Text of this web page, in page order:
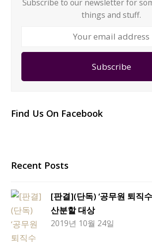
Subscribe to our newsletter for
things and stuff.
Subscribe
Find Us On Facebook
Recent Posts
[판결](단독) ‘공무원 퇴직
산분할 대상
2019년 10월 24일